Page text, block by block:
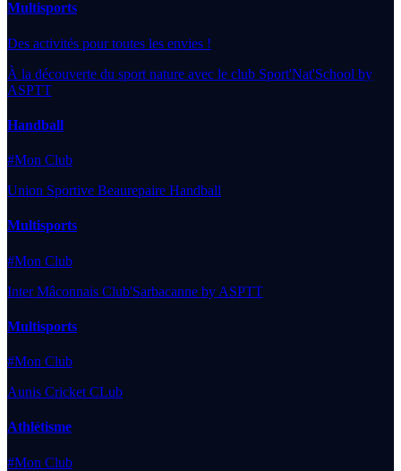
Multisports
Des activités pour toutes les envies !
À la découverte du sport nature avec le club Sport'Nat'School by
ASPTT
Handball
#Mon Club
Union Sportive Beaurepaire Handball
Multisports
#Mon Club
Inter Mâconnais Club'Sarbacanne by ASPTT
Multisports
#Mon Club
Aunis Cricket CLub
Athlétisme
#Mon Club